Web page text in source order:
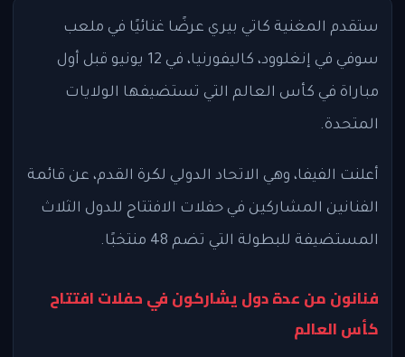
ستقدم المغنية كاتي بيري عرضًا غنائيًا في ملعب
سوفي في إنغلوود، كاليفورنيا، في 12 يونيو قبل أول
مباراة في كأس العالم التي تستضيفها الولايات
المتحدة.
أعلنت الفيفا، وهي الاتحاد الدولي لكرة القدم، عن قائمة
الفنانين المشاركين في حفلات الافتتاح للدول الثلاث
المستضيفة للبطولة التي تضم 48 منتخبًا.
فنانون من عدة دول يشاركون في حفلات افتتاح
كأس العالم